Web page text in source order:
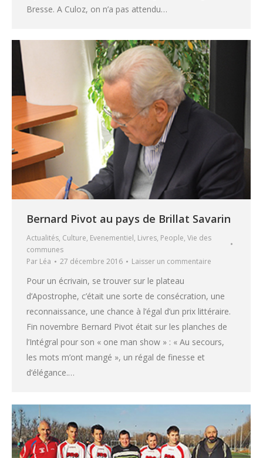
Bresse. A Culoz, on n’a pas attendu…
Bernard Pivot au pays de Brillat Savarin
Actualités, Culture, Evenementiel, Livres, People, Vie des
communes
Par Léa 27 décembre 2016 Laisser un commentaire
Pour un écrivain, se trouver sur le plateau
d’Apostrophe, c’était une sorte de consécration, une
reconnaissance, une chance à l’égal d’un prix littéraire.
Fin novembre Bernard Pivot était sur les planches de
l’Intégral pour son « one man show » : « Au secours,
les mots m’ont mangé », un régal de finesse et
d’élégance.…